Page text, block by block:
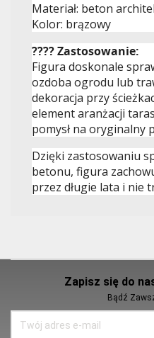
Materiał: beton
Kolor: brązowy
???? Zastosowanie:
Figura doskonale
ozdoba ogrodu lub
dekoracja przy
element aranżacji
pomysł na oryginalny
Dzięki zastosowaniu
betonu, figura
przez długie lata i
Zapisz się do
Bądź